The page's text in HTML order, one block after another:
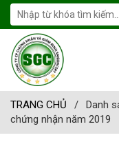
TRANG CHỦ /
Danh
chứng nhận năm 2019